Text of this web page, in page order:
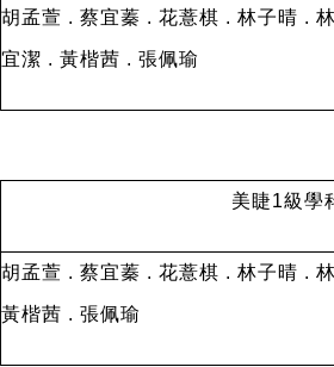
胡孟萱 . 蔡宜蓁 . 花薏棋 . 林子晴 .
宜潔 . 黃楷茜 . 張佩瑜
美睫1級學
胡孟萱 . 蔡宜蓁 . 花薏棋 . 林子晴 .
黃楷茜 . 張佩瑜